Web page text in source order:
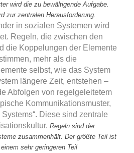
wird die zu bewältigende Aufgabe.
zur zentralen Herausforderung.
in sozialen Systemen wird
Regeln, die zwischen den
die Koppelungen der Elemente
mehr als die
selbst, wie das System
längere Zeit, entstehen –
Abfolgen von regelgeleitetem
Kommunikationsmuster,
Diese sind zentrale
Regeln sind der
zusammenhält. Der größte Teil ist
sehr geringeren Teil